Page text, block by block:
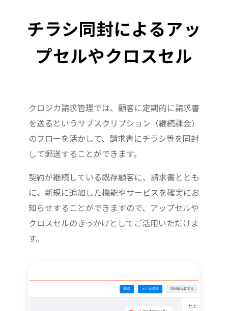
チラシ同封によるアッ
プセルやクロスセル
クロジカ請求管理では、顧客に定期的に請求書
を送るというサブスクリプション（継続課金）
のフローを活かして、請求書にチラシ等を同封
して郵送することができます。
契約が継続している既存顧客に、請求書ととも
に、新規に追加した機能やサービスを確実にお
知らせすることができますので、アップセルや
クロスセルのきっかけとしてご活用いただけま
す。